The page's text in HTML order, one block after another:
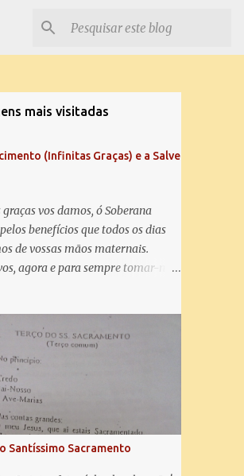
mais visitadas
(Infinitas Graças) e a Salve
vos damos, ó Soberana
benefícios que todos os dias
de vossas mãos maternais.
agora e para sempre tomar-nos
Salve Rainha , Mãe de
vida, doçura, esperança nossa,
vós bradamos os degredados filhos
vós suspiramos, gemendo e
neste vale de lágrimas. Eia, pois,
nossa, estes vossos olhos
a nós volvei, e depois deste
mostrai-nos Jesus. Bendito é o
Santíssimo Sacramento